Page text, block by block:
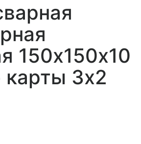
150х150х10
3х2